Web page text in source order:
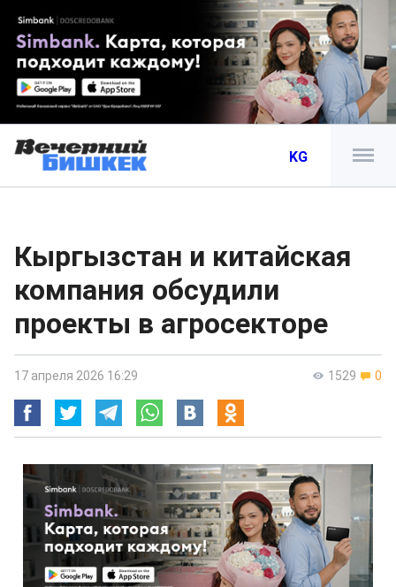
KG
Кыргызстан и китайская
компания обсудили
проекты в агросекторе
1529 0
17 апреля 2026 16:29